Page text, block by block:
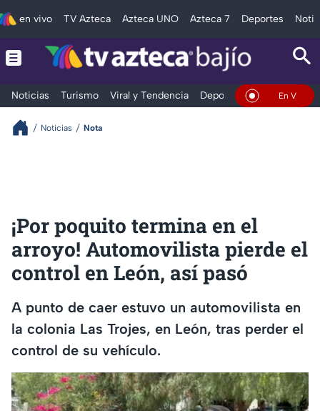
en vivo TV Azteca Azteca UNO Azteca 7 Deportes
Noticias Turismo Viral y Tendencia Deportes Espectáculos
En Vivo
Noticias Nota
¡Por poquito termina en el
arroyo! Automovilista pierde el
control en León, así pasó
A punto de caer estuvo un automovilista en
la colonia Las Trojes, en León, tras perder el
control de su vehículo.